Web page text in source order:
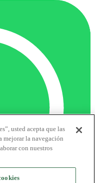
usted acepta que las
mejorar la navegación
con nuestros